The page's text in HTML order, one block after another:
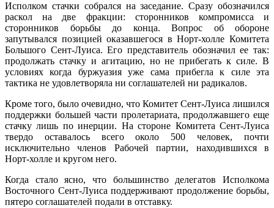
Исполком стачки собрался на заседание. Сразу обозначился
раскол на две фракции: сторонников компромисса и
сторонников борьбы до конца. Вопрос об обороне
запутывался позицией оказавшегося в Норт-холле Комитета
Большого Сент-Луиса. Его представитель обозначил ее так:
продолжать стачку и агитацию, но не прибегать к силе. В
условиях когда буржуазия уже сама прибегла к силе эта
тактика не удовлетворяла ни соглашателей ни радикалов.
Кроме того, было очевидно, что Комитет Сент-Луиса лишился
поддержки большей части пролетариата, продолжавшего еще
стачку лишь по инерции. На стороне Комитета Сент-Луиса
твердо оставалось всего около 500 человек, почти
исключительно членов Рабочей партии, находившихся в
Норт-холле и кругом него.
Когда стало ясно, что большинство делегатов Исполкома
Восточного Сент-Луиса поддерживают продолжение борьбы,
пятеро соглашателей подали в отставку.